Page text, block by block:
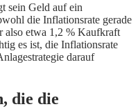
sein Geld auf ein
die Inflationsrate gerade
also etwa 1,2 % Kaufkraft
es ist, die Inflationsrate
darauf
die die